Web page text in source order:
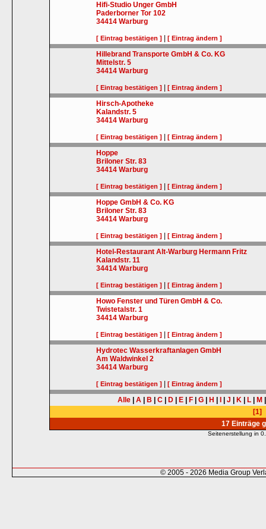
Hifi-Studio Unger GmbH
Paderborner Tor 102
34414 Warburg
[ Eintrag bestätigen ] |[ Eintrag ändern ]
Hillebrand Transporte GmbH & Co. KG
Mittelstr. 5
34414 Warburg
[ Eintrag bestätigen ] |[ Eintrag ändern ]
Hirsch-Apotheke
Kalandstr. 5
34414 Warburg
[ Eintrag bestätigen ] |[ Eintrag ändern ]
Hoppe
Briloner Str. 83
34414 Warburg
[ Eintrag bestätigen ] |[ Eintrag ändern ]
Hoppe GmbH & Co. KG
Briloner Str. 83
34414 Warburg
[ Eintrag bestätigen ] |[ Eintrag ändern ]
Hotel-Restaurant Alt-Warburg Hermann Fritz
Kalandstr. 11
34414 Warburg
[ Eintrag bestätigen ] |[ Eintrag ändern ]
Howo Fenster und Türen GmbH & Co.
Twistetalstr. 1
34414 Warburg
[ Eintrag bestätigen ] |[ Eintrag ändern ]
Hydrotec Wasserkraftanlagen GmbH
Am Waldwinkel 2
34414 Warburg
[ Eintrag bestätigen ] |[ Eintrag ändern ]
Alle A B C D E F G H J K L M
[1]
17 Einträge
Seitenerstellung in
© 2005 - 2026 Media Group